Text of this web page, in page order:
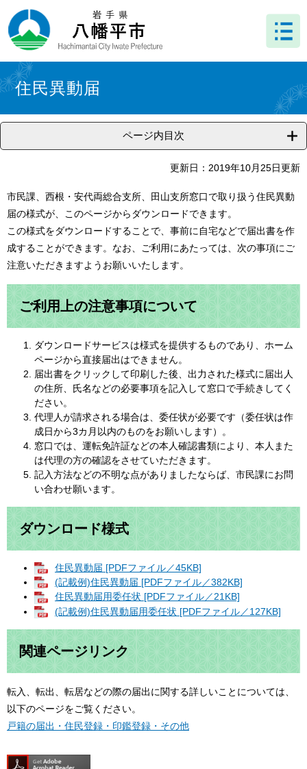
ー
ジ
先
頭
で
。
ニ
ュ
を
飛
ば
て
文
文 住民異動届
ページ内目次
更新日：2019年10月25日更新
市民課、西根・安代両総合支所、田山支所窓口で取り扱う住民異動
届の様式が、このページからダウンロードできます。
この様式をダウンロードすることで、事前に自宅などで届出書を作
成することができます。なお、ご利用にあたっては、次の事項にご
注意いただきますようお願いいたします。
ご利用上の注意事項について
ダウンロードサービスは様式を提供するものであり、ホーム
ページから直接届出はできません。
届出書をクリックして印刷した後、出力された様式に届出人
の住所、氏名などの必要事項を記入して窓口で手続きしてく
ださい。
代理人が請求される場合は、委任状が必要です（委任状は作
成日から3カ月以内のものをお願いします）。
窓口では、運転免許証などの本人確認書類により、本人また
は代理の方の確認をさせていただきます。
記入方法などの不明な点がありましたならば、市民課にお問
い合わせ願います。
ダウンロード様式
住民異動届 [PDFファイル／45KB]
(記載例)住民異動届 [PDFファイル／382KB]
住民異動届用委任状 [PDFファイル／21KB]
(記載例)住民異動届用委任状 [PDFファイル／127KB]
関連ページリンク
転入、転出、転居などの際の届出に関する詳しいことについては、
以下のページをご覧ください。
戸籍の届出・住民登録・印鑑登録・その他